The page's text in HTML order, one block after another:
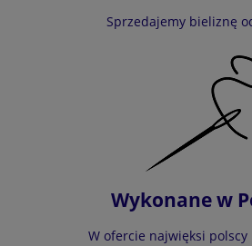
Sprzedajemy bieliznę
Wykonane w
W ofercie najwięksi